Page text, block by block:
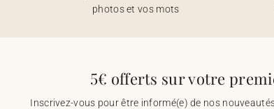
photos et vos mots
5€ offerts sur votre
Inscrivez-vous pour être informé(e) de nos